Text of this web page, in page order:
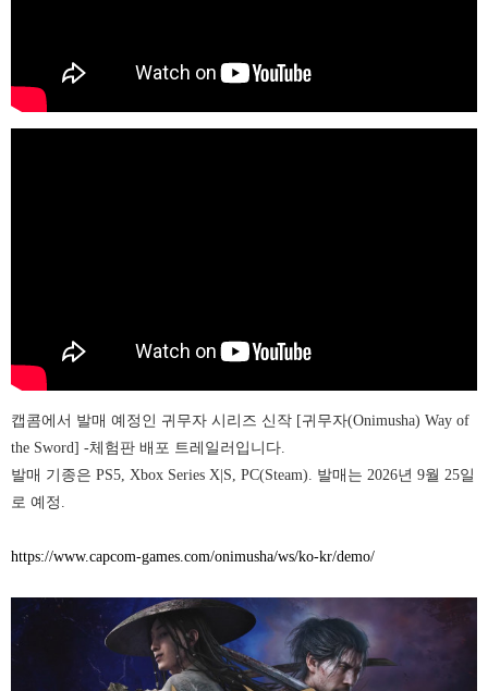
캡콤에서 발매 예정인 귀무자 시리즈 신작 [귀무자(Onimusha) Way of
the Sword] -체험판 배포 트레일러입니다.
발매 기종은 PS5, Xbox Series X|S, PC(Steam). 발매는 2026년 9월 25일
로 예정.
https://www.capcom-games.com/onimusha/ws/ko-kr/demo/